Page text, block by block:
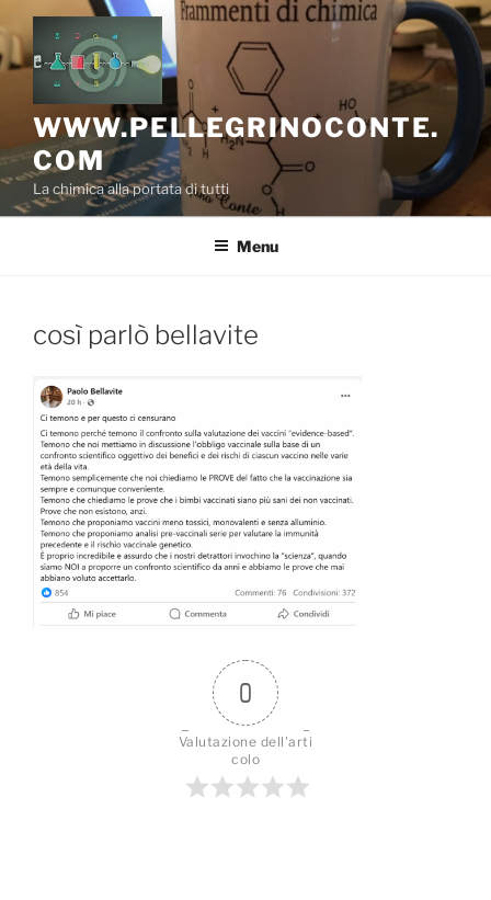
Salta
al
contenuto
WWW.PELLEGRINOCONTE.
COM
La chimica alla portata di tutti
Menu
così parlò bellavite
0
Valutazione dell'arti
colo